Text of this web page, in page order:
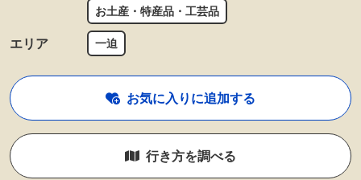
お土産・特産品・工芸品
エリア 一迫
お気に入りに追加する
行き方を調べる